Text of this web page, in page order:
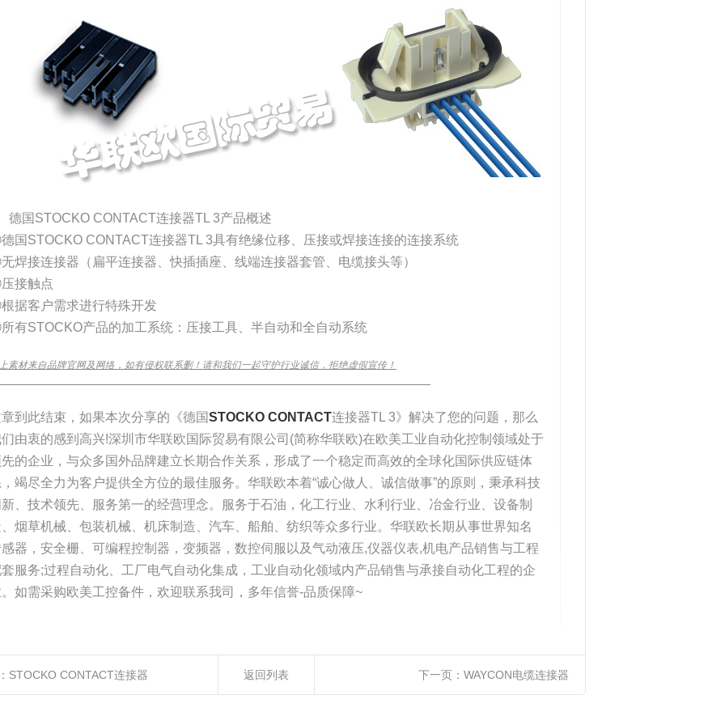
德国STOCKO CONTACT连接器TL 3产品概述
国STOCKO CONTACT连接器TL 3具有绝缘位移、压接或焊接连接的连接系统
焊接连接器（扁平连接器、快插插座、线端连接器套管、电缆接头等）
接触点
据客户需求进行特殊开发
有STOCKO产品的加工系统：压接工具、半自动和全自动系统
素材来自品牌官网及网络，如有侵权联系删！请和我们一起守护行业诚信，拒绝虚假宣传！
到此结束，如果本次分享的《德国STOCKO CONTACT连接器TL 3》解决了您的问题，那么
由衷的感到高兴!深圳市华联欧国际贸易有限公司(简称华联欧)在欧美工业自动化控制领域处于
的企业，与众多国外品牌建立长期合作关系，形成了一个稳定而高效的全球化国际供应链体
竭尽全力为客户提供全方位的最佳服务。华联欧本着“诚心做人、诚信做事”的原则，秉承科技
、技术领先、服务第一的经营理念。服务于石油，化工行业、水利行业、冶金行业、设备制
烟草机械、包装机械、机床制造、汽车、船舶、纺织等众多行业。华联欧长期从事世界知名
器，安全栅、可编程控制器，变频器，数控伺服以及气动液压,仪器仪表,机电产品销售与工程
服务;过程自动化、工厂电气自动化集成，工业自动化领域内产品销售与承接自动化工程的企
如需采购欧美工控备件，欢迎联系我司，多年信誉-品质保障~
STOCKO CONTACT连接器 返回列表 下一页： WAYCON电缆连接器